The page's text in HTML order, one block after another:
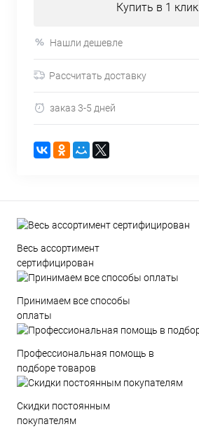
Купить в 1 клик
Нашли дешевле
Рассчитать доставку
заказ 3-5 дней
Весь ассортимент
сертифицирован
Принимаем все способы
оплаты
Профессиональная помощь в
подборе товаров
Скидки постоянным
покупателям